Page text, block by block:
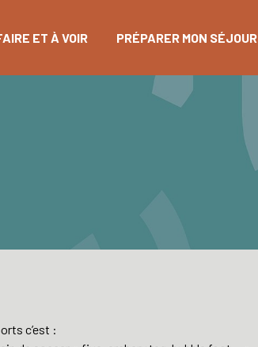
ET À VOIR PRÉPARER MON SÉJOUR
c’est :